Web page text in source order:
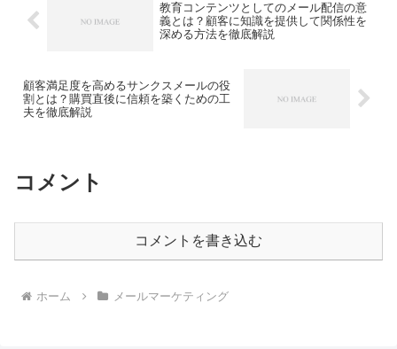
教育コンテンツとしてのメール配信の意
義とは？顧客に知識を提供して関係性を
深める方法を徹底解説
顧客満足度を高めるサンクスメールの役
割とは？購買直後に信頼を築くための工
夫を徹底解説
コメント
コメントを書き込む
ホーム メールマーケティング